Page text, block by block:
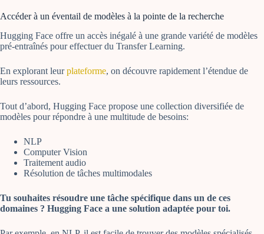
Accéder à un éventail de modèles à la pointe de la recherche
Hugging Face offre un accès inégalé à une grande variété de modèles
pré-entraînés pour effectuer du Transfer Learning.
En explorant leurplateforme, on découvre rapidement l’étendue de
leurs ressources.
Tout d’abord, Hugging Face propose une collection diversifiée de
modèles pour répondre à une multitude de besoins:
NLP
Computer Vision
Traitement audio
Résolution de tâches multimodales
Tu souhaites résoudre une tâche spécifique dans un de ces
domaines ? Hugging Face a une solution adaptée pour toi.